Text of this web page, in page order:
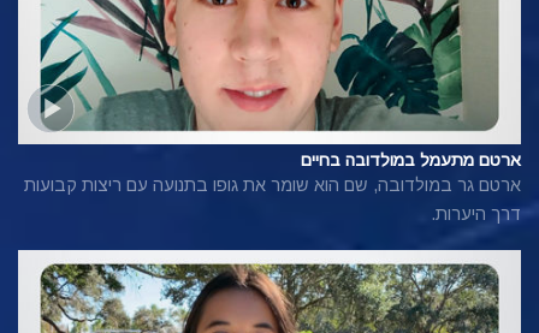
ארטם מתעמל במולדובה בחיים
ארטם גר במולדובה, שם הוא שומר את גופו בתנועה עם ריצות קבועות
דרך היערות.